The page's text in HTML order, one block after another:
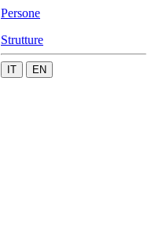
Persone
Strutture
IT EN